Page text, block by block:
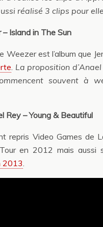
réalisé 3 clips pour
Island in The Sun
Weezer est l’album que
. La proposition
souvent à
Rey – Young & Beautiful
repris Video Games de
en 2012 mais aussi
2013.